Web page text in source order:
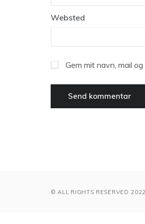
Websted
Gem mit navn, mail
© ALL RIGHTS RESERVED 2022